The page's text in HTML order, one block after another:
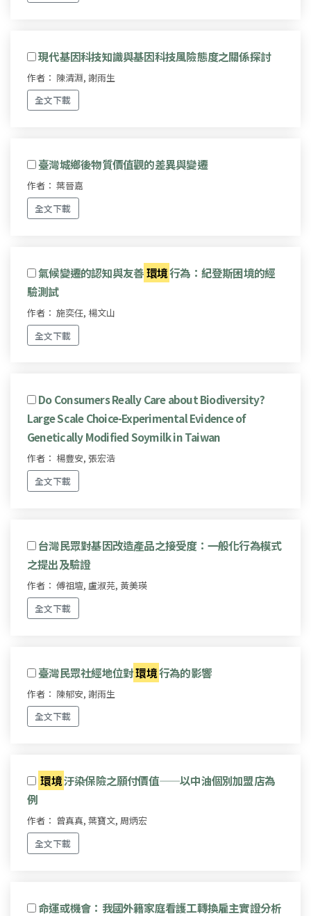
現代基因科技知識與基因科技風險態度之關係探討
作者： 陳清淵, 謝雨生
全文下載
臺灣城鄉後物質價值觀的差異與變遷
作者： 葉晉嘉
全文下載
氣候變遷的認知與友善環境行為：紀登斯困境的經
驗測試
作者： 施奕任, 楊文山
全文下載
Do Consumers Really Care about Biodiversity?
Large Scale Choice-Experimental Evidence of
Genetically Modified Soymilk in Taiwan
作者： 楊豐安, 張宏浩
全文下載
台灣民眾對基因改造產品之接受度：一般化行為模式
之提出及驗證
作者： 傅祖壇, 盧淑芫, 黃美瑛
全文下載
臺灣民眾社經地位對環境行為的影響
作者： 陳郁安, 謝雨生
全文下載
環境汙染保險之願付價值——以中油個別加盟店為
例
作者： 曾真真, 葉寶文, 周炳宏
全文下載
命運或機會：我國外籍家庭看護工轉換雇主實證分析